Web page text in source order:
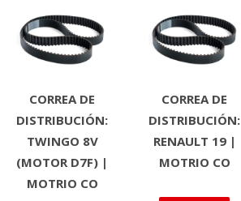
CORREA DE
DISTRIBUCIÓN:
TWINGO 8V
(MOTOR D7F) |
MOTRIO CO
CORREA DE
DISTRIBUCIÓN:
RENAULT 19 |
MOTRIO CO